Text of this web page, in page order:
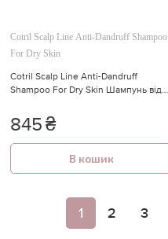
Cotril Scalp Line Anti-Dandruff Shampoo
For Dry Skin
Cotril Scalp Line Anti-Dandruff
Shampoo For Dry Skin Шампунь від
845₴
В кошик
1 2 3